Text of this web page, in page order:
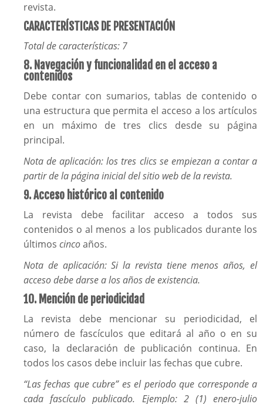
revista.
CARACTERÍSTICAS DE PRESENTACIÓN
Total de características: 7
8. Navegación y funcionalidad en el acceso a
contenidos
Debe contar con sumarios, tablas de contenido o
una estructura que permita el acceso a los artículos
en un máximo de tres clics desde su página
principal.
Nota de aplicación: los tres clics se empiezan a contar a
partir de la página inicial del sitio web de la revista.
9. Acceso histórico al contenido
La revista debe facilitar acceso a todos sus
contenidos o al menos a los publicados durante los
últimos cincoaños.
Nota de aplicación: Si la revista tiene menos años, el
acceso debe darse a los años de existencia.
10. Mención de periodicidad
La revista debe mencionar su periodicidad, el
número de fascículos que editará al año o en su
caso, la declaración de publicación continua. En
todos los casos debe incluir las fechas que cubre.
“Las fechas que cubre” es el periodo que corresponde a
cada fascículo publicado. Ejemplo: 2 (1) enero-julio